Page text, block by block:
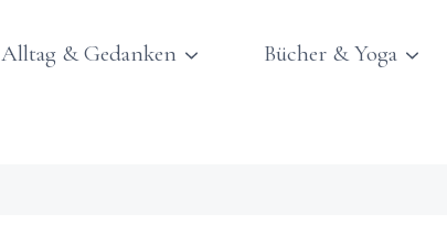
Alltag & Gedanken Bücher & Yoga